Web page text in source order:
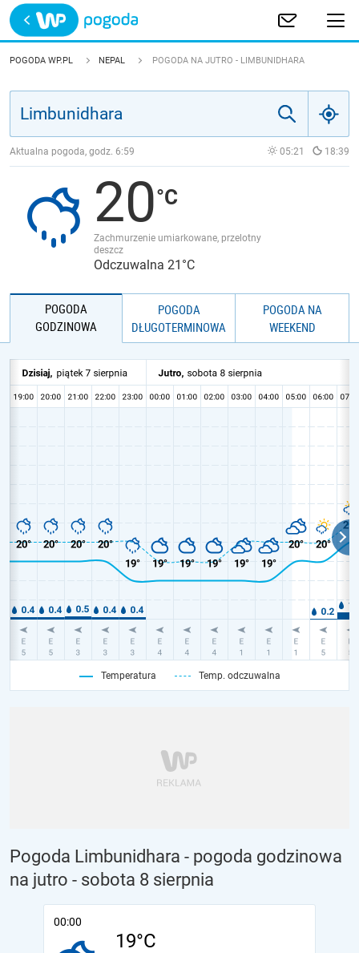
Trwa ładowanie
POLSKA
JAKOŚĆ POWIETRZA
POGODA WP.PL NEPAL POGODA NA JUTRO - LIMBUNIDHARA
Aktualna pogoda, godz. 6:59 05:21 18:39
20
Zachmurzenie umiarkowane, przelotny
deszcz
Odczuwalna 21°C
POGODA
GODZINOWA
POGODA
DŁUGOTERMINOWA
POGODA NA
WEEKEND
Temperatura Temp. odczuwalna
Pogoda Limbunidhara - pogoda godzinowa
na jutro - sobota 8 sierpnia
00:00
19°C